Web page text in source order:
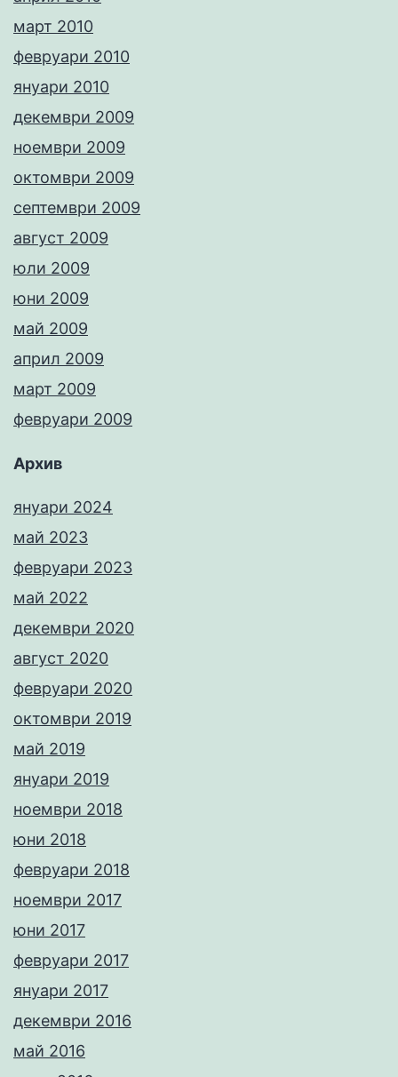
март 2010
февруари 2010
януари 2010
декември 2009
ноември 2009
октомври 2009
септември 2009
август 2009
юли 2009
юни 2009
май 2009
април 2009
март 2009
февруари 2009
Архив
януари 2024
май 2023
февруари 2023
май 2022
декември 2020
август 2020
февруари 2020
октомври 2019
май 2019
януари 2019
ноември 2018
юни 2018
февруари 2018
ноември 2017
юни 2017
февруари 2017
януари 2017
декември 2016
май 2016